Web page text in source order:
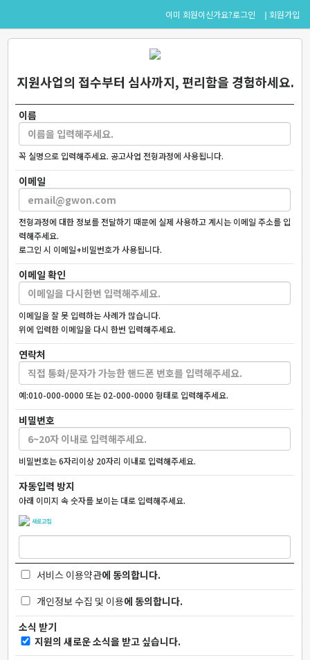
이미 회원이신가요?로그인 회원가입
지원사업의 접수부터 심사까지, 편리함을 경험하세요.
이름
꼭 실명으로 입력해주세요. 공고사업 전형과정에 사용됩니다.
이메일
전형과정에 대한 정보를 전달하기 때문에 실제 사용하고 계시는 이메일 주소를 입
력해주세요.
로그인 시 이메일+비밀번호가 사용됩니다.
이메일 확인
이메일을 잘 못 입력하는 사례가 많습니다.
위에 입력한 이메일을 다시 한번 입력해주세요.
연락처
예:010-000-0000 또는 02-000-0000 형태로 입력해주세요.
비밀번호
비밀번호는 6자리이상 20자리 이내로 입력해주세요.
자동입력 방지
아래 이미지 속 숫자를 보이는 대로 입력해주세요.
새로고침
서비스 이용약관에 동의합니다.
개인정보 수집 및 이용에 동의합니다.
소식 받기
지원의 새로운 소식을 받고 싶습니다.